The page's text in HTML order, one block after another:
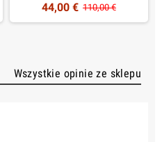
44,00 € 110,00 €
Wszystkie opinie ze sklepu